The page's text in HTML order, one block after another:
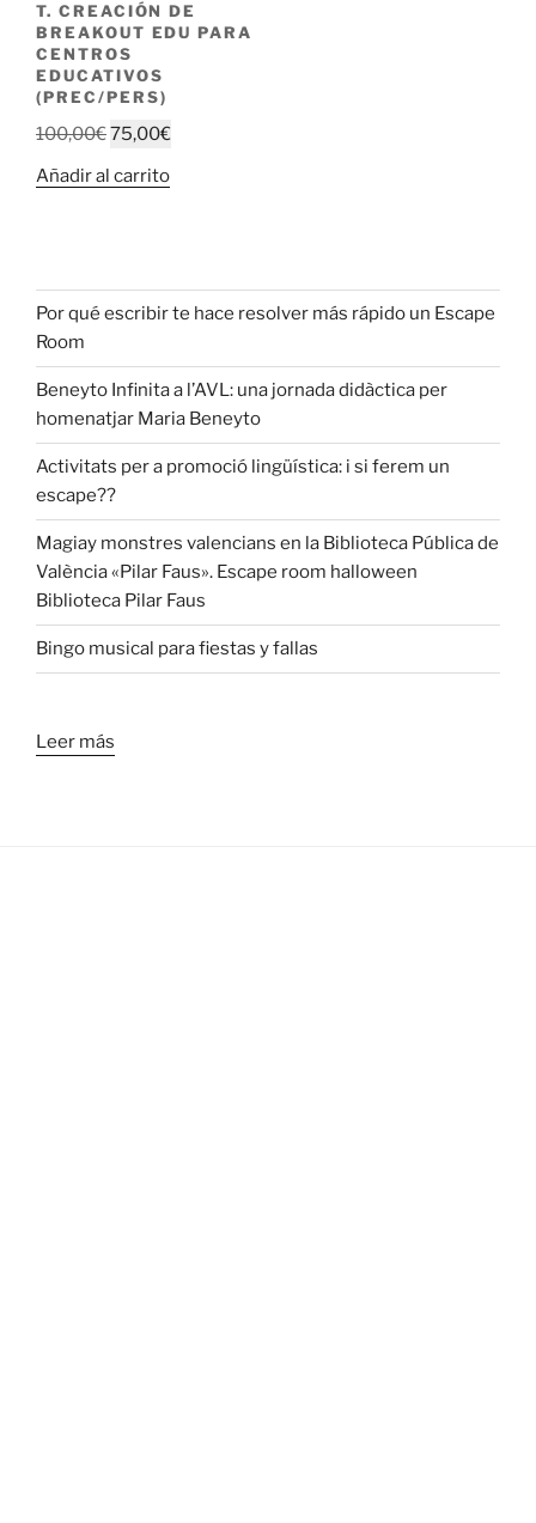
T. CREACIÓN DE
BREAKOUT EDU PARA
CENTROS
EDUCATIVOS
(PREC/PERS)
100,00€75,00€
Añadir al carrito
Por qué escribir te hace resolver más rápido un Escape
Room
Beneyto Infinita a l’AVL: una jornada didàctica per
homenatjar Maria Beneyto
Activitats per a promoció lingüística: i si ferem un
escape??
Magiay monstres valencians en la Biblioteca Pública de
València «Pilar Faus». Escape room halloween
Biblioteca Pilar Faus
Bingo musical para fiestas y fallas
Leer más